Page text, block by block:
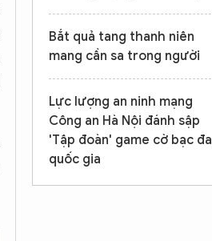
Bắt quả tang thanh niên
mang cần sa trong người
Lực lượng an ninh mạng
Công an Hà Nội đánh sập
'Tập đoàn' game cờ bạc đa
quốc gia